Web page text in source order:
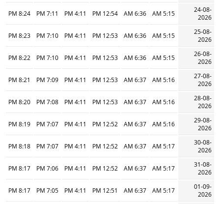
24-08-
2026
5:15 AM
6:36 AM
12:54 PM
4:11 PM
7:11 PM
8:24 PM
25-08-
2026
5:15 AM
6:36 AM
12:53 PM
4:11 PM
7:10 PM
8:23 PM
26-08-
2026
5:15 AM
6:36 AM
12:53 PM
4:11 PM
7:10 PM
8:22 PM
27-08-
2026
5:16 AM
6:37 AM
12:53 PM
4:11 PM
7:09 PM
8:21 PM
28-08-
2026
5:16 AM
6:37 AM
12:53 PM
4:11 PM
7:08 PM
8:20 PM
29-08-
2026
5:16 AM
6:37 AM
12:52 PM
4:11 PM
7:07 PM
8:19 PM
30-08-
2026
5:17 AM
6:37 AM
12:52 PM
4:11 PM
7:07 PM
8:18 PM
31-08-
2026
5:17 AM
6:37 AM
12:52 PM
4:11 PM
7:06 PM
8:17 PM
01-09-
2026
5:17 AM
6:37 AM
12:51 PM
4:11 PM
7:05 PM
8:17 PM